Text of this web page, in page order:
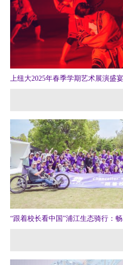
上纽大2025年春季学期艺术展演盛宴
“跟着校长看中国”浦江生态骑行：